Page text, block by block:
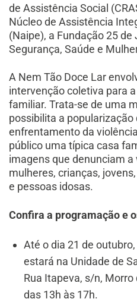
de Assistência Social
Núcleo de Assistência
(Naipe), a Fundação 25
Segurança, Saúde e
A Nem Tão Doce Lar
intervenção coletiva para
familiar. Trata-se de uma
possibilita a popularização
enfrentamento da
público uma típica casa
imagens que denunciam
mulheres, crianças,
e pessoas idosas.
Confira a programação e
Até o dia 21 de
estará na Unidade de
Rua Itapeva, s/n,
das 13h às 17h.